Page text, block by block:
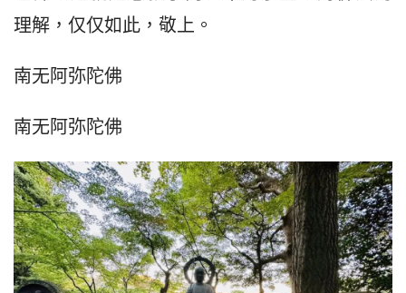
理解，仅仅如此，敬上。
南无阿弥陀佛
南无阿弥陀佛